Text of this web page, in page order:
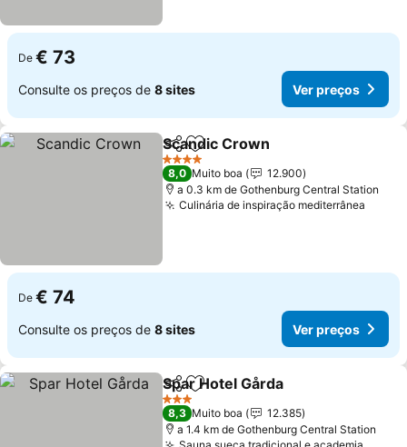
De € 73
Consulte os preços de 8 sites Ver preços
PartilharAdicionar aos favoritos
Scandic Crown
4 Estrelas
8,0 Muito boa
12.900
a 0.3 km de Gothenburg Central Station
Culinária de inspiração mediterrânea
De € 74
Consulte os preços de 8 sites Ver preços
PartilharAdicionar aos favoritos
Spar Hotel Gårda
3 Estrelas
8,3 Muito boa
12.385
a 1.4 km de Gothenburg Central Station